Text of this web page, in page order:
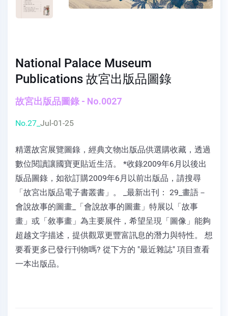
National Palace Museum
Publications 故宮出版品圖錄
故宮出版品圖錄 - No.0027
No.27_ Jul-01-25
精選故宮展覽圖錄，經典文物出版品供選購收藏，透過
數位閱讀讓國寶更貼近生活。 *收錄2009年6月以後出
版品圖錄，如欲訂購2009年6月以前出版品，請搜尋
「故宮出版品電子書叢書」。 _最新出刊： 29_畫語－
會說故事的圖畫_「會說故事的圖畫」特展以「故事
畫」或「敘事畫」為主要展件，希望呈現「圖像」能夠
超越文字描述，提供觀眾更豐富訊息的潛力與特性。 想
要看更多已發行刊物嗎? 從下方的 "最近雜誌" 項目查看
一本出版品。